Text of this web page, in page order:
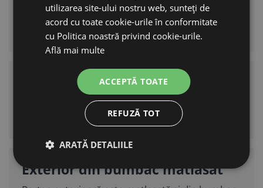
Căptușeală din pluș moale
Pentru cuibărit confortabil.
Cu finisaj antiderapant, ajută să rămână la locul
Exterior din bumbac matlasat
utilizarea site-ului nostru web, sunteți de
acord cu toate cookie-urile în conformitate
cu Politica noastră privind cookie-urile.
Află mai multe
ACCEPTĂ TOATE
REFUZĂ TOT
ARATĂ DETALIILE